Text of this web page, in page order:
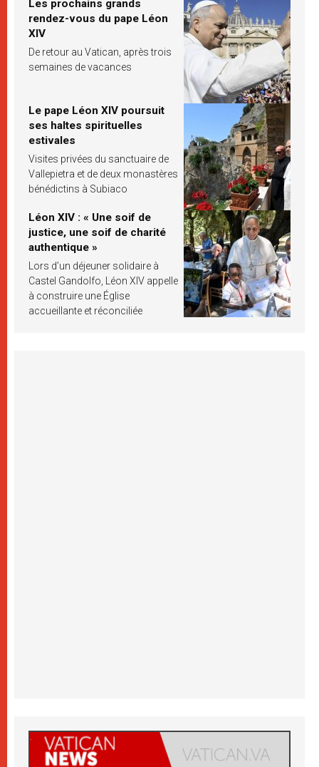
Les prochains grands
rendez-vous du pape Léon
XIV
De retour au Vatican, après trois
semaines de vacances
Le pape Léon XIV poursuit
ses haltes spirituelles
estivales
Visites privées du sanctuaire de
Vallepietra et de deux monastères
bénédictins à Subiaco
Léon XIV : « Une soif de
justice, une soif de charité
authentique »
Lors d’un déjeuner solidaire à
Castel Gandolfo, Léon XIV appelle
à construire une Église
accueillante et réconciliée